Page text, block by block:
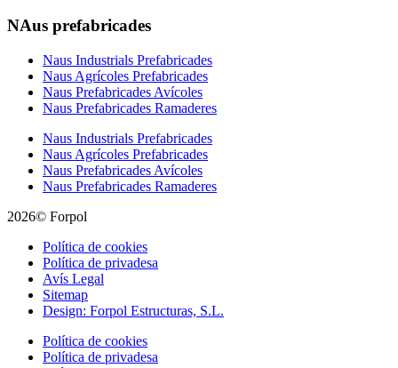
NAus prefabricades
Naus Industrials Prefabricades
Naus Agrícoles Prefabricades
Naus Prefabricades Avícoles
Naus Prefabricades Ramaderes
Naus Industrials Prefabricades
Naus Agrícoles Prefabricades
Naus Prefabricades Avícoles
Naus Prefabricades Ramaderes
2026© Forpol
Política de cookies
Política de privadesa
Avís Legal
Sitemap
Design: Forpol Estructuras, S.L.
Política de cookies
Política de privadesa